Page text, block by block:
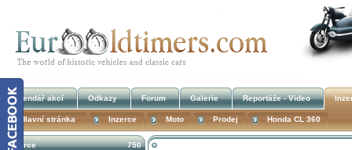
750
Inzerce
Kalendář akcí Odkazy Forum Galerie Reportáže - Video
Hlavní stránka Inzerce Moto Prodej Honda CL 360